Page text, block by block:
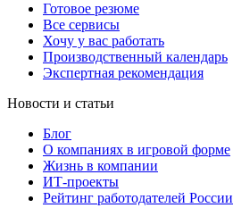
Готовое резюме
Все сервисы
Хочу у вас работать
Производственный календарь
Экспертная рекомендация
Новости и статьи
Блог
О компаниях в игровой форме
Жизнь в компании
ИТ-проекты
Рейтинг работодателей России